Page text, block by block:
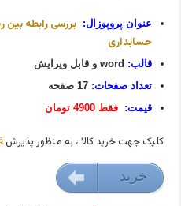
عنوان پروپوزال:
بررسی رابطه
حسابداری
قالب:
تعداد صفحات: 17 صفحه
قیمت:فقط 4900 تومان
کليک جهت خريد کالا ، به منظور پذيرش
49000 تومان خريد